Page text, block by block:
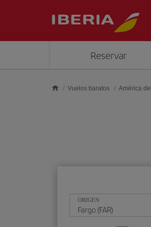
Reservar
Vuelos baratos América
ORIGEN